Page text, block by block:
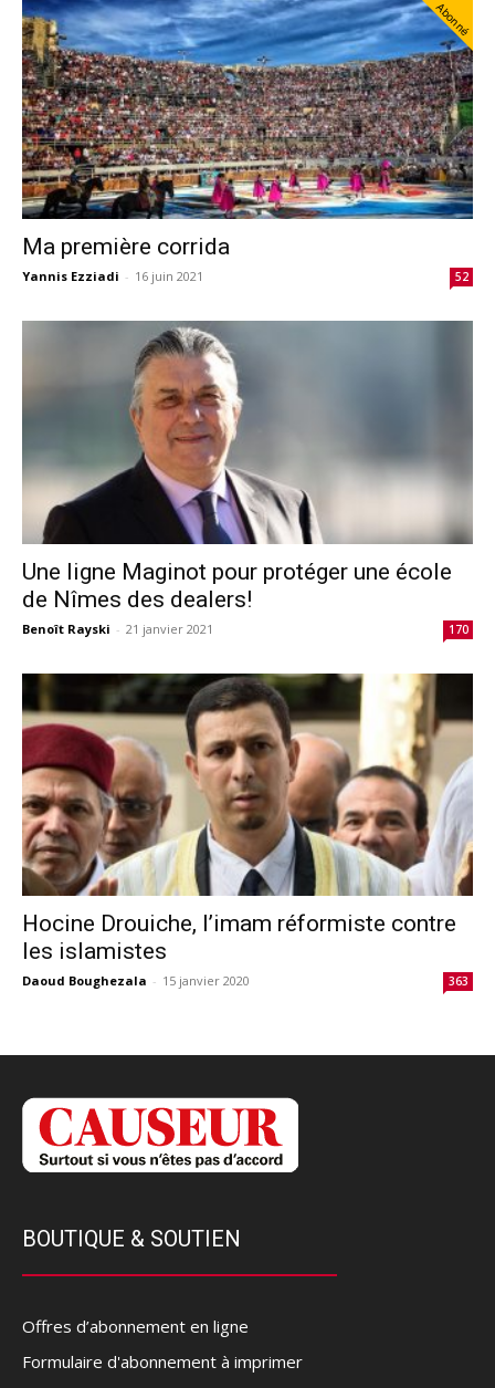
Abonné
Ma première corrida
Yannis Ezziadi - 16 juin 2021 52
Une ligne Maginot pour protéger une école
de Nîmes des dealers!
Benoît Rayski - 21 janvier 2021 170
Hocine Drouiche, l’imam réformiste contre
les islamistes
Daoud Boughezala - 15 janvier 2020 363
BOUTIQUE & SOUTIEN
Offres d’abonnement en ligne
Formulaire d'abonnement à imprimer